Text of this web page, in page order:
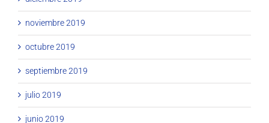
noviembre 2019
octubre 2019
septiembre 2019
julio 2019
junio 2019